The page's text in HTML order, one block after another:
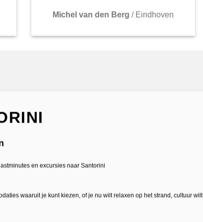
Michel van den Berg / Eindhoven
en excursies naar Santorini
waaruit je kunt kiezen, of je nu wilt relaxen op het strand, cultuur wilt